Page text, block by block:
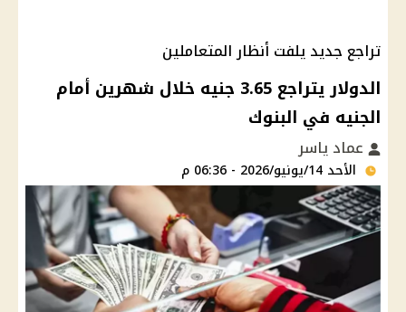
تراجع جديد يلفت أنظار المتعاملين
الدولار يتراجع 3.65 جنيه خلال شهرين أمام
الجنيه في البنوك
عماد ياسر
الأحد 14/يونيو/2026 - 06:36 م